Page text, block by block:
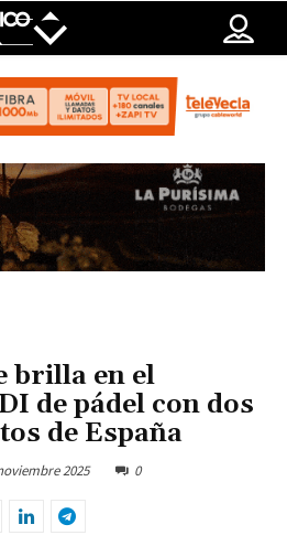
brilla en el
de pádel con dos
de España
2025 0